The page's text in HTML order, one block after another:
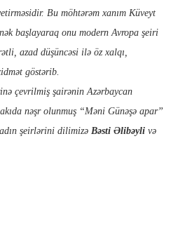
Bu möhtərəm xanım Küveyt
başlayaraq onu modern Avropa şeiri
azad düşüncəsi ilə öz xalqı,
göstərib.
çevrilmiş şairənin Azərbaycan
nəşr olunmuş “Məni Günəşə apar”
şeirlərini dilimizə Bəsti Əlibəyli və